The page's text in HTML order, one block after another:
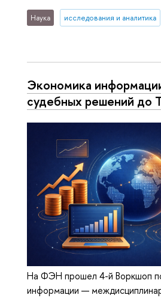
Наука исследования и аналитика
Экономика
судебных решений до
На ФЭН прошел 4-й Воркшоп
информации —